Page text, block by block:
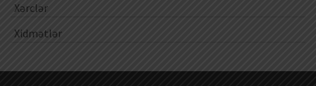
Xərclər
Xidmətlər